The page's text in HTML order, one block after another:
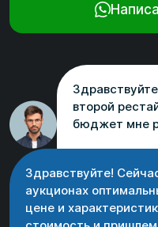
второй
бюджет мне
Здравствуйте!
аукционах
цене и